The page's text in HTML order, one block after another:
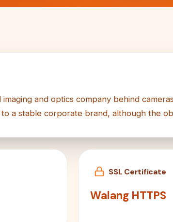
and optics company behind
a stable corporate brand, although the
SSL Certificate
Walang HTTPS